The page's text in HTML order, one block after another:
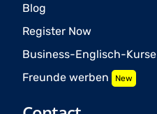
Blog
Register Now
Business-Englisch-Kurse
Freunde werben New